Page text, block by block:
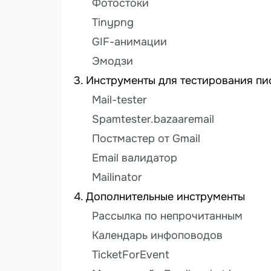
Фотостоки
Tinypng
GIF-анимации
Эмодзи
Инструменты для тестирования
Mail-tester
Spamtester.bazaaremail
Постмастер от Gmail
Email валидатор
Mailinator
Дополнительные инструменты
Рассылка по непрочитанным
Календарь инфоповодов
TicketForEvent